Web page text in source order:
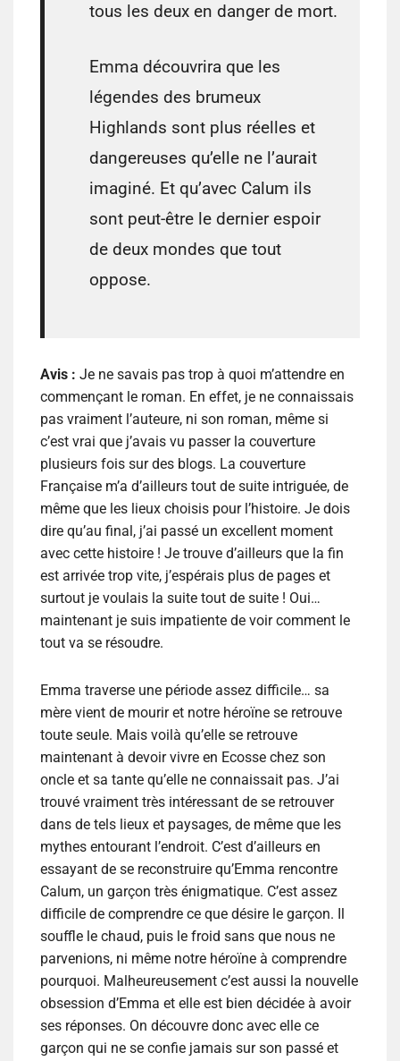
tous les deux en danger de mort.
Emma découvrira que les
légendes des brumeux
Highlands sont plus réelles et
dangereuses qu’elle ne l’aurait
imaginé. Et qu’avec Calum ils
sont peut-être le dernier espoir
de deux mondes que tout
oppose.
Avis : Je ne savais pas trop à quoi m’attendre en
commençant le roman. En effet, je ne connaissais
pas vraiment l’auteure, ni son roman, même si
c’est vrai que j’avais vu passer la couverture
plusieurs fois sur des blogs. La couverture
Française m’a d’ailleurs tout de suite intriguée, de
même que les lieux choisis pour l’histoire. Je dois
dire qu’au final, j’ai passé un excellent moment
avec cette histoire ! Je trouve d’ailleurs que la fin
est arrivée trop vite, j’espérais plus de pages et
surtout je voulais la suite tout de suite ! Oui…
maintenant je suis impatiente de voir comment le
tout va se résoudre.
Emma traverse une période assez difficile… sa
mère vient de mourir et notre héroïne se retrouve
toute seule. Mais voilà qu’elle se retrouve
maintenant à devoir vivre en Ecosse chez son
oncle et sa tante qu’elle ne connaissait pas. J’ai
trouvé vraiment très intéressant de se retrouver
dans de tels lieux et paysages, de même que les
mythes entourant l’endroit. C’est d’ailleurs en
essayant de se reconstruire qu’Emma rencontre
Calum, un garçon très énigmatique. C’est assez
difficile de comprendre ce que désire le garçon. Il
souffle le chaud, puis le froid sans que nous ne
parvenions, ni même notre héroïne à comprendre
pourquoi. Malheureusement c’est aussi la nouvelle
obsession d’Emma et elle est bien décidée à avoir
ses réponses. On découvre donc avec elle ce
garçon qui ne se confie jamais sur son passé et